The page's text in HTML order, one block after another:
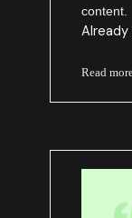
content.
Read